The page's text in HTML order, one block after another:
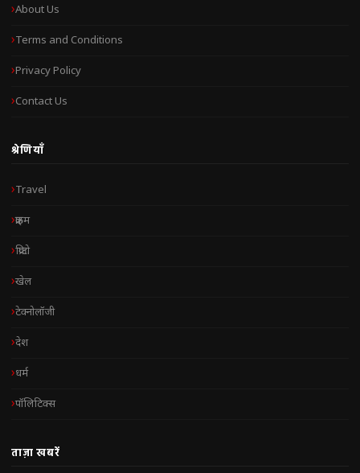
About Us
Terms and Conditions
Privacy Policy
Contact Us
श्रेणियाँ
Travel
क्राइम
क्रिप्टो
खेल
टेक्नोलॉजी
देश
धर्म
पॉलिटिक्स
ताज़ा खबरें